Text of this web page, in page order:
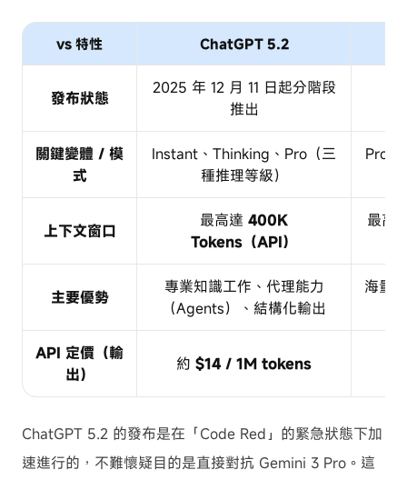
展示更多
vs 特性 ChatGPT 5.2
發布狀態
2025 年 12 月 11 日起分階段
推出
關鍵變體 / 模
式
Instant、Thinking、Pro（三
種推理等級）
Pro
上下文窗口
最高達 400K
Tokens（API）
最高
主要優勢
專業知識工作、代理能力
（Agents）、結構化輸出
海量
API 定價（輸
出）
約 $14 / 1M tokens
ChatGPT 5.2 的發布是在「Code Red」的緊急狀態下加
速進行的，不難懷疑目的是直接對抗 Gemini 3 Pro。這